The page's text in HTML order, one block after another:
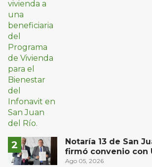
Notaría 13 de San
firmó convenio con
Privada del Bajío
Ago 05, 2026